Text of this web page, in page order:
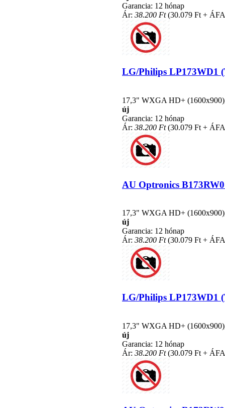
Garancia: 12 hónap
Ár: 38.200 Ft(30.079 Ft +
LG/Philips LP173WD1
17,3" WXGA HD+
új
Garancia: 12 hónap
Ár: 38.200 Ft(30.079 Ft +
AU Optronics
17,3" WXGA HD+
új
Garancia: 12 hónap
Ár: 38.200 Ft(30.079 Ft +
LG/Philips LP173WD1
17,3" WXGA HD+
új
Garancia: 12 hónap
Ár: 38.200 Ft(30.079 Ft +